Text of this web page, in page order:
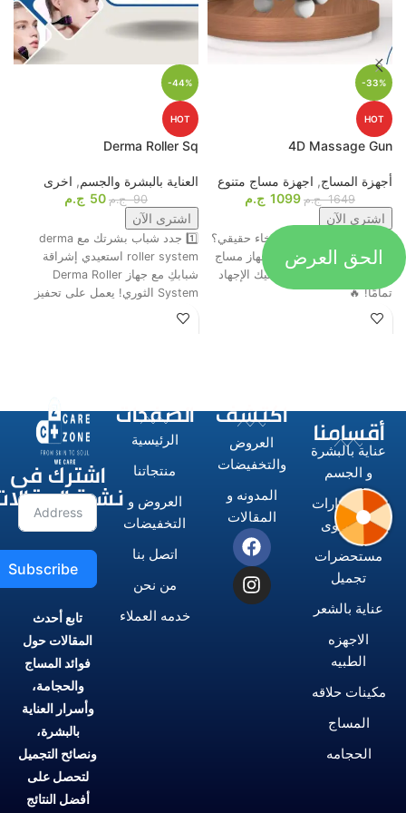
-33%
HOT
4D Massage Gun
أجهزة المساج, اجهزة مساج متنوع
1649 ج.م 1099 ج.م
اشترى الآن
جاهز تحول التعب لاسترخاء حقيقي؟
😍💆‍♂️ وأخيرًا، وصل أقوى جهاز مساج
رباعي الرؤوس اللي هينسيك الإجهاد
تمامًا! 🔥
-44%
HOT
Derma Roller Sq
العناية بالبشرة والجسم, اخرى
90 ج.م 50 ج.م
اشترى الآن
1️⃣ جدد شباب بشرتك مع derma
roller system استعيدي إشراقة
شبابكِ مع جهاز Derma Roller
System الثوري! يعمل على تحفيز
أقسامنا
عناية بالبشرة
و الجسم
الاستشوارات
و المكاوى
مستحضرات
تجميل
عناية بالشعر
الاجهزه
الطبيه
مكينات حلاقه
المساج
الحجامه
اكتشف
العروض
والتخفيضات
المدونه و
المقالات
الصفحات
الرئيسية
منتجاتنا
العروض و
التخفيضات
اتصل بنا
من نحن
خدمه العملاء
الحق العرض
اشترك فى
نشرة
Subscribe
تابع أحدث
المقالات حول
فوائد المساج
والحجامة،
وأسرار العناية
بالبشرة،
ونصائح التجميل
لتحصل على
أفضل النتائج